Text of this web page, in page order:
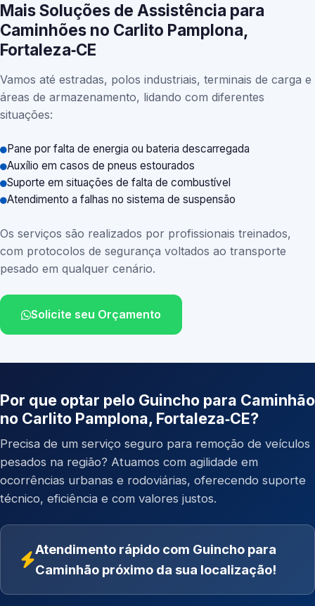
Mais Soluções de Assistência para
Caminhões no Carlito Pamplona,
Fortaleza‑CE
Vamos até estradas, polos industriais, terminais de carga e
áreas de armazenamento, lidando com diferentes
situações:
Pane por falta de energia ou bateria descarregada
Auxílio em casos de pneus estourados
Suporte em situações de falta de combustível
Atendimento a falhas no sistema de suspensão
Os serviços são realizados por profissionais treinados,
com protocolos de segurança voltados ao transporte
pesado em qualquer cenário.
Solicite seu Orçamento
Por que optar pelo Guincho para Caminhão
no Carlito Pamplona, Fortaleza‑CE?
Precisa de um serviço seguro para remoção de veículos
pesados na região? Atuamos com agilidade em
ocorrências urbanas e rodoviárias, oferecendo suporte
técnico, eficiência e com valores justos.
Atendimento rápido com Guincho para
Caminhão próximo da sua localização!